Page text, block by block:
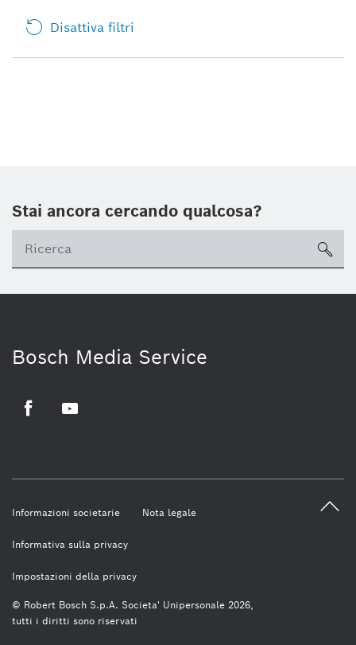
Disattiva filtri
Stai ancora cercando qualcosa?
Bosch Media Service
© Robert Bosch S.p.A. Societa' Unipersonale 2026,
tutti i diritti sono riservati
Informazioni societarie Nota legale
Informativa sulla privacy
Impostazioni della privacy